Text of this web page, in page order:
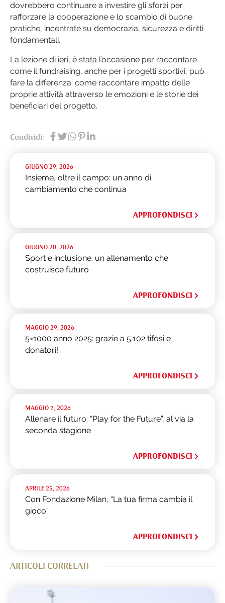
dovrebbero continuare a investire gli sforzi per
rafforzare la cooperazione e lo scambio di buone
pratiche, incentrate su democrazia, sicurezza e diritti
fondamentali.
La lezione di ieri, è stata l’occasione per raccontare
come il fundraising, anche per i progetti sportivi, può
fare la differenza: come raccontare impatto delle
proprie attività attraverso le emozioni e le storie dei
beneficiari del progetto.
Condividi:
GIUGNO 29, 2026
Insieme, oltre il campo: un anno di
cambiamento che continua
APPROFONDISCI
GIUGNO 20, 2026
Sport e inclusione: un allenamento che
costruisce futuro
APPROFONDISCI
MAGGIO 29, 2026
5×1000 anno 2025: grazie a 5.102 tifosi e
donatori!
APPROFONDISCI
MAGGIO 7, 2026
Allenare il futuro: “Play for the Future”, al via la
seconda stagione
APPROFONDISCI
APRILE 25, 2026
Con Fondazione Milan, “La tua firma cambia il
gioco”
APPROFONDISCI
ARTICOLI CORRELATI